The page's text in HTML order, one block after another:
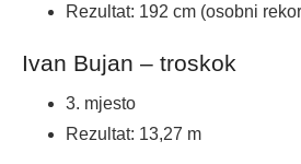
Rezultat: 192 cm (osobni
Ivan Bujan – troskok
3. mjesto
Rezultat: 13,27 m